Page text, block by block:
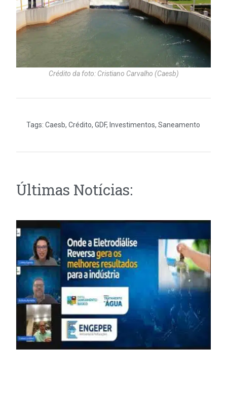
Crédito da foto: Cristiano Carvalho (Caesb)
Tags:Caesb,Crédito,GDF, Investimentos,Saneamento
Últimas Notícias: